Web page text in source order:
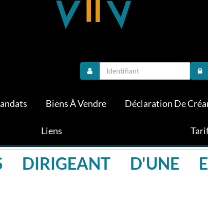
Biens À Vendre Déclaration De
Liens
DIRIGEANT D'UNE